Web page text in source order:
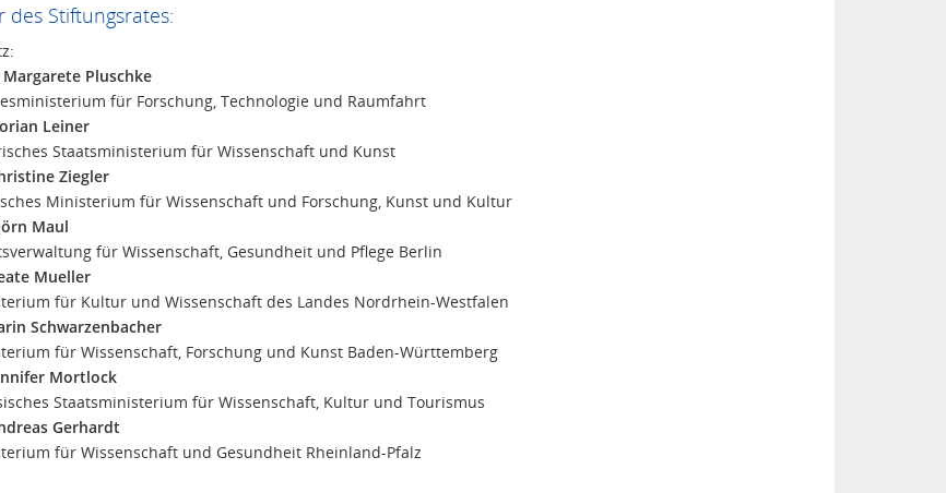
des Stiftungsrates:
Pluschke
für Forschung, Technologie und Raumfahrt
Leiner
Staatsministerium für Wissenschaft und Kunst
Ziegler
Ministerium für Wissenschaft und Forschung, Kunst und Kultur
Maul
für Wissenschaft, Gesundheit und Pflege Berlin
Mueller
für Kultur und Wissenschaft des Landes Nordrhein-Westfalen
Schwarzenbacher​
für Wissenschaft, Forschung und Kunst Baden-Württemberg
Mortlock
Staatsministerium für Wissenschaft, Kultur und Tourismus
Gerhardt
für Wissenschaft und Gesundheit Rheinland-Pfalz